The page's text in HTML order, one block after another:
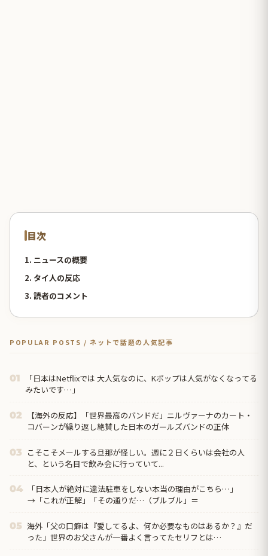
目次
1. ニュースの概要
2. タイ人の反応
3. 読者のコメント
POPULAR POSTS / ネットで話題の人気記事
01
「日本はNetflixでは 大人気なのに、Kポップは人気がなくなってる
みたいです…」
02
【海外の反応】「世界最高のバンドだ」ニルヴァーナのカート・
コバーンが繰り返し絶賛した日本のガールズバンドの正体
03
こそこそメールする旦那が怪しい。週に２日くらいは会社の人
と、という名目で飲み会に行っていて...
04
「日本人が絶対に違法駐車をしない本当の理由がこちら…」
→「これが正解」「その通りだ…（ブルブル」＝
05 海外「父の口癖は『愛してるよ、何か必要なものはあるか？』だ
った」世界のお父さんが一番よく言ってたセリフとは…